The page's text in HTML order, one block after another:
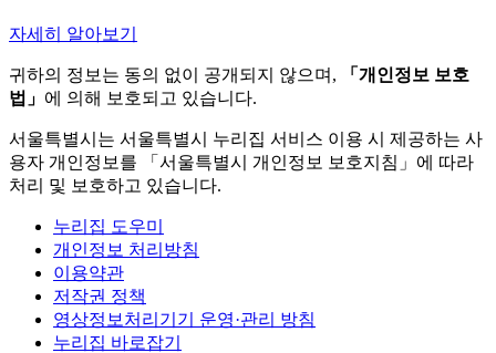
자세히 알아보기
귀하의 정보는 동의 없이 공개되지 않으며,
「개인정보 보호
법」 에 의해 보호되고 있습니다.
서울특별시는 서울특별시 누리집 서비스 이용 시 제공하는 사
용자 개인정보를 「서울특별시 개인정보 보호지침」에 따라
처리 및 보호하고 있습니다.
누리집 도우미
개인정보 처리방침
이용약관
저작권 정책
영상정보처리기기 운영·관리 방침
누리집 바로잡기